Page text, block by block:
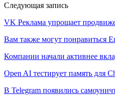
Следующая запись
VK Реклама упрощает
Вам также могут понравиться
Компании начали активнее
Open AI тестирует память для
В Telegram появились